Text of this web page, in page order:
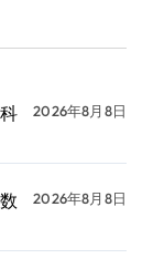
2026年8月8日
2026年8月8日